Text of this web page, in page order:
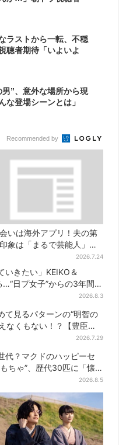
ラストから一転、不穏
聴者期待「いよいよ
”、意外な場所から現
登場シーンとは」
Recommended by
いは海外アプリ！夫の第
象は「まるで芸能人」→
迎・弁当・カジノデートま
結婚前に尽くしまくり
2026.7.24
いきたい」KEIKO＆
日プ女子”からの3年間
2026.8.3
て見るパターンの“明智の
なくもない！？【豊臣兄
2026.7.29
代？マクドのハッピーセ
ちゃ”、歴代30匹に「懐
2026.8.5